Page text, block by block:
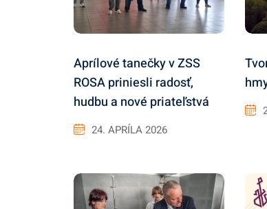
Aprílové tanečky v ZSS
ROSA priniesli radosť,
hudbu a nové priateľstvá
24. APRÍLA 2026